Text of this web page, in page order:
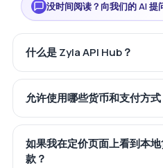
没时间阅读？向我们的 AI 提
什么是 Zyla API Hub？
允许使用哪些货币和支付方式
如果我在定价页面上看到本
款？